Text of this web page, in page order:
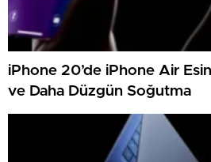
iPhone 20’de iPhone Air
ve Daha Düzgün Soğutma